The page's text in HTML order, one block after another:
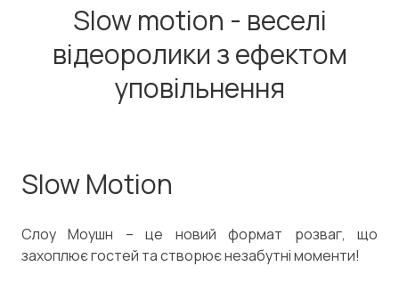
Slow motion - веселі
відеоролики з ефектом
уповільнення
Slow Motion
Слоу Моушн – це новий формат розваг, що
захоплює гостей та створює незабутні моменти!